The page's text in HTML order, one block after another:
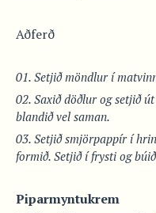
Aðferð
Setjið möndlur í
Saxið döðlur og setjið
blandið vel saman.
Setjið smjörpappír í
formið. Setjið í frysti og
Piparmyntukrem